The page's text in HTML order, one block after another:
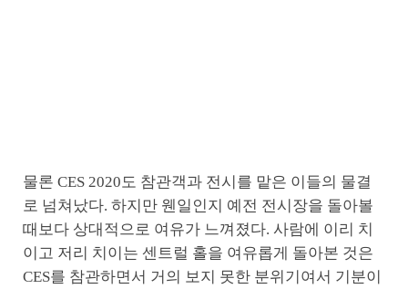
물론 CES 2020도 참관객과 전시를 맡은 이들의 물결
로 넘쳐났다. 하지만 웬일인지 예전 전시장을 돌아볼
때보다 상대적으로 여유가 느껴졌다. 사람에 이리 치
이고 저리 치이는 센트럴 홀을 여유롭게 돌아본 것은
CES를 참관하면서 거의 보지 못한 분위기여서 기분이